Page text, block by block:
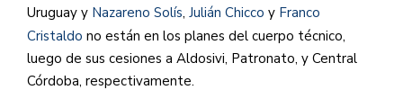
Uruguay y Nazareno Solís, Julián Chicco y Franco
Cristaldo no están en los planes del cuerpo técnico,
luego de sus cesiones a Aldosivi, Patronato, y Central
Córdoba, respectivamente.